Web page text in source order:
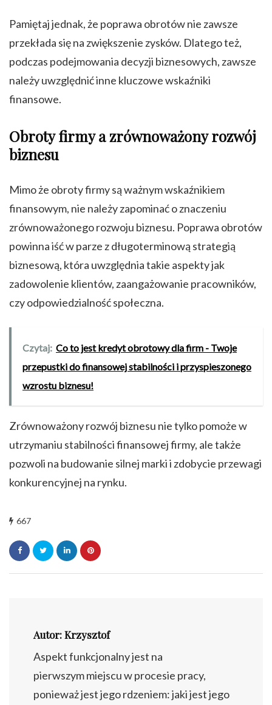
Pamiętaj jednak, że poprawa obrotów nie zawsze
przekłada się na zwiększenie zysków. Dlatego też,
podczas podejmowania decyzji biznesowych, zawsze
należy uwzględnić inne kluczowe wskaźniki
finansowe.
Obroty firmy a zrównoważony rozwój
biznesu
Mimo że obroty firmy są ważnym wskaźnikiem
finansowym, nie należy zapominać o znaczeniu
zrównoważonego rozwoju biznesu. Poprawa obrotów
powinna iść w parze z długoterminową strategią
biznesową, która uwzględnia takie aspekty jak
zadowolenie klientów, zaangażowanie pracowników,
czy odpowiedzialność społeczna.
Czytaj: Co to jest kredyt obrotowy dla firm - Twoje
przepustki do finansowej stabilności i przyspieszonego
wzrostu biznesu!
Zrównoważony rozwój biznesu nie tylko pomoże w
utrzymaniu stabilności finansowej firmy, ale także
pozwoli na budowanie silnej marki i zdobycie przewagi
konkurencyjnej na rynku.
667
Autor: Krzysztof
Aspekt funkcjonalny jest na
pierwszym miejscu w procesie pracy,
ponieważ jest jego rdzeniem: jaki jest jego